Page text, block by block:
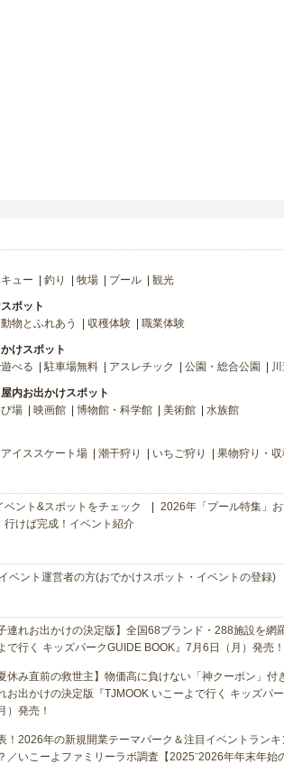
ュー 釣り 牧場 プール 観光
ポット
動物とふれあう 収穫体験 職業体験
けスポット
べる 駐車場無料 アスレチック 公園・総合公園
内お出かけスポット
場 映画館 博物館・科学館 美術館 水族館
アイススケート場 潮干狩り いちご狩り 果物狩り・
ント&スポットをチェック
2026年「プール特集」
けば完成！イベント紹介
ベント運営者の方(おでかけスポット・イベントの登録)
子連れお出かけの決定版】全国68ブランド・288施設を網
で行く キッズパークGUIDE BOOK』7月6日（月）発売！
夏休み直前の救世主】物価高に負けない「神クーポン」付
お出かけの決定版『TJMOOK いこーよで行く キッズパ
）発売！
！2026年の新規開業テーマパーク＆注目イベントラン
／いこーよファミリーラボ調査【2025⁻2026年年末年始